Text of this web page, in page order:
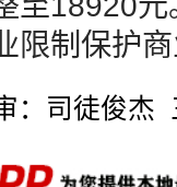
限制保护
：司徒俊杰